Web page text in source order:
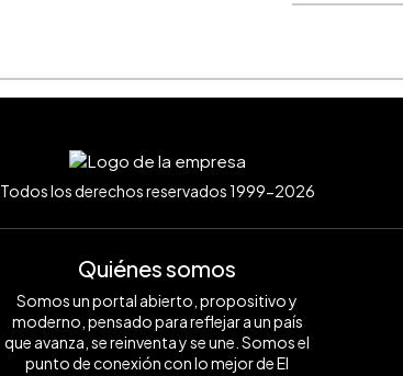
Todos los derechos reservados 1999-2026
Quiénes somos
Somos un portal abierto, propositivo y
moderno, pensado para reflejar a un país
que avanza, se reinventa y se une. Somos el
punto de conexión con lo mejor de El